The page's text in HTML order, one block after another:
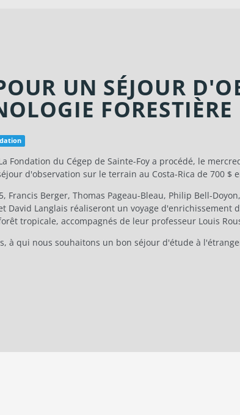
UN SÉJOUR
FORESTIÈRE
Fondation du Cégep de Sainte-Foy a procédé, le
d'observation sur le terrain au Costa-Rica de 700 $
Francis Berger, Thomas Pageau-Bleau, Philip Bell-
David Langlais réaliseront un voyage d'enrichissement
tropicale, accompagnés de leur professeur Louis
à qui nous souhaitons un bon séjour d'étude à